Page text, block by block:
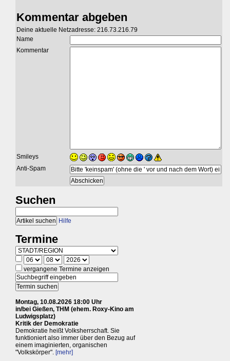
Kommentar abgeben
Deine aktuelle Netzadresse: 216.73.216.79
Name
Kommentar
Smileys
Anti-Spam
Suchen
Hilfe
Termine
vergangene Termine anzeigen
Montag, 10.08.2026 18:00 Uhr
in/bei Gießen, THM (ehem. Roxy-Kino am
Ludwigsplatz)
Kritik der Demokratie
Demokratie heißt Volksherrschaft. Sie
funktioniert also immer über den Bezug auf
einem imaginierten, organischen
"Volkskörper". [mehr]